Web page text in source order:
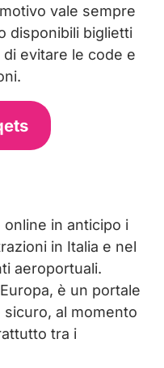
vale sempre
disponibili biglietti
evitare le code e
in anticipo i
in Italia e nel
aeroportuali.
è un portale
al momento
tra i